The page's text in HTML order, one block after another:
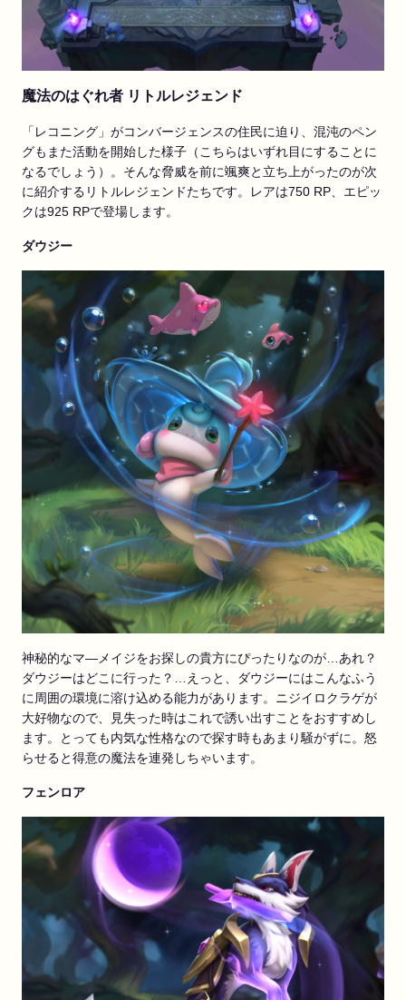
魔法のはぐれ者 リトルレジェンド
「レコニング」がコンバージェンスの住民に迫り、混沌のペン
グもまた活動を開始した様子（こちらはいずれ目にすることに
なるでしょう）。そんな脅威を前に颯爽と立ち上がったのが次
に紹介するリトルレジェンドたちです。レアは750 RP、エピッ
クは925 RPで登場します。
ダウジー
神秘的なマ―メイジをお探しの貴方にぴったりなのが…あれ？
ダウジーはどこに行った？…えっと、ダウジーにはこんなふう
に周囲の環境に溶け込める能力があります。ニジイロクラゲが
大好物なので、見失った時はこれで誘い出すことをおすすめし
ます。とっても内気な性格なので探す時もあまり騒がずに。怒
らせると得意の魔法を連発しちゃいます。
フェンロア